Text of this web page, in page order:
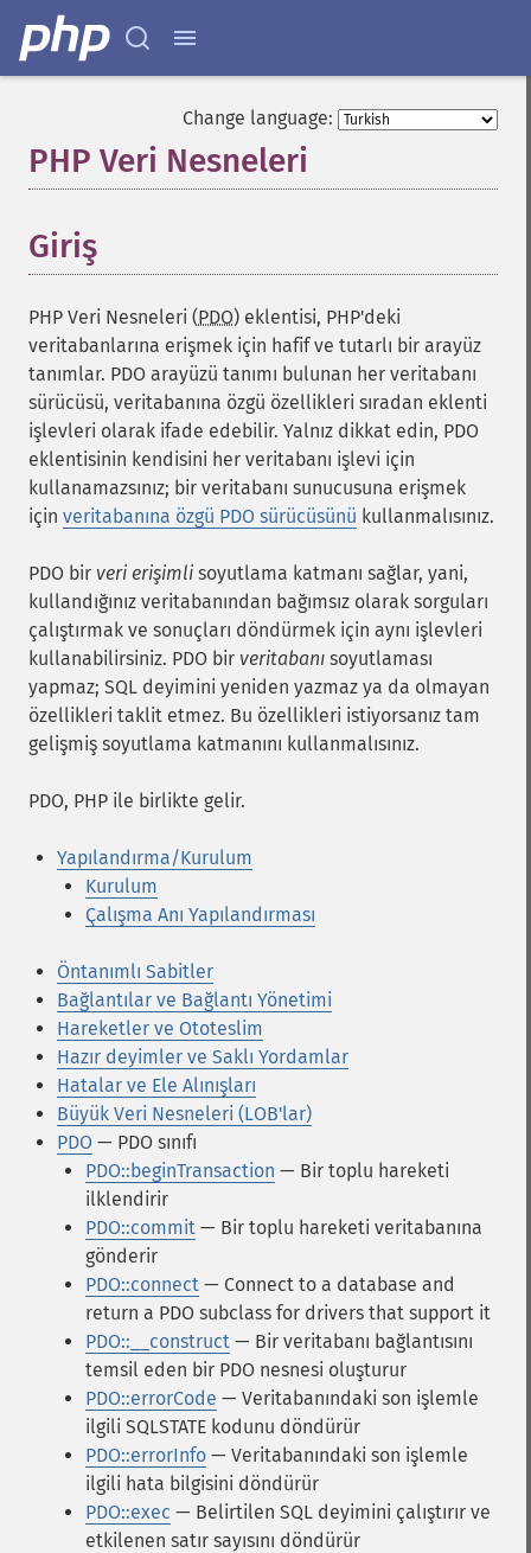
Change language:
PHP Veri Nesneleri
Giriş
PHP Veri Nesneleri (PDO) eklentisi, PHP'deki
veritabanlarına erişmek için hafif ve tutarlı bir arayüz
tanımlar. PDO arayüzü tanımı bulunan her veritabanı
sürücüsü, veritabanına özgü özellikleri sıradan eklenti
işlevleri olarak ifade edebilir. Yalnız dikkat edin, PDO
eklentisinin kendisini her veritabanı işlevi için
kullanamazsınız; bir veritabanı sunucusuna erişmek
için veritabanına özgü PDO sürücüsünü kullanmalısınız.
PDO bir veri erişimli soyutlama katmanı sağlar, yani,
kullandığınız veritabanından bağımsız olarak sorguları
çalıştırmak ve sonuçları döndürmek için aynı işlevleri
kullanabilirsiniz. PDO bir veritabanı soyutlaması
yapmaz; SQL deyimini yeniden yazmaz ya da olmayan
özellikleri taklit etmez. Bu özellikleri istiyorsanız tam
gelişmiş soyutlama katmanını kullanmalısınız.
PDO, PHP ile birlikte gelir.
Yapılandırma/Kurulum
Kurulum
Çalışma Anı Yapılandırması
Öntanımlı Sabitler
Bağlantılar ve Bağlantı Yönetimi
Hareketler ve Ototeslim
Hazır deyimler ve Saklı Yordamlar
Hatalar ve Ele Alınışları
Büyük Veri Nesneleri (LOB'lar)
PDO — PDO sınıfı
PDO::beginTransaction — Bir toplu hareketi
ilklendirir
PDO::commit — Bir toplu hareketi veritabanına
gönderir
PDO::connect — Connect to a database and
return a PDO subclass for drivers that support it
PDO::__construct — Bir veritabanı bağlantısını
temsil eden bir PDO nesnesi oluşturur
PDO::errorCode — Veritabanındaki son işlemle
ilgili SQLSTATE kodunu döndürür
PDO::errorInfo — Veritabanındaki son işlemle
ilgili hata bilgisini döndürür
PDO::exec — Belirtilen SQL deyimini çalıştırır ve
etkilenen satır sayısını döndürür